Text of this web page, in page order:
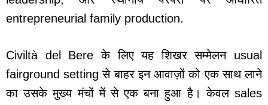
entrepreneurial family production.
Civiltà del Bere के लिए यह शिखर सम्मेलन usual
fairground setting से बाहर इन आवाज़ों को एक साथ लाने
का उसके मुख्य मंचों में से एक बना हुआ है। केवल sales